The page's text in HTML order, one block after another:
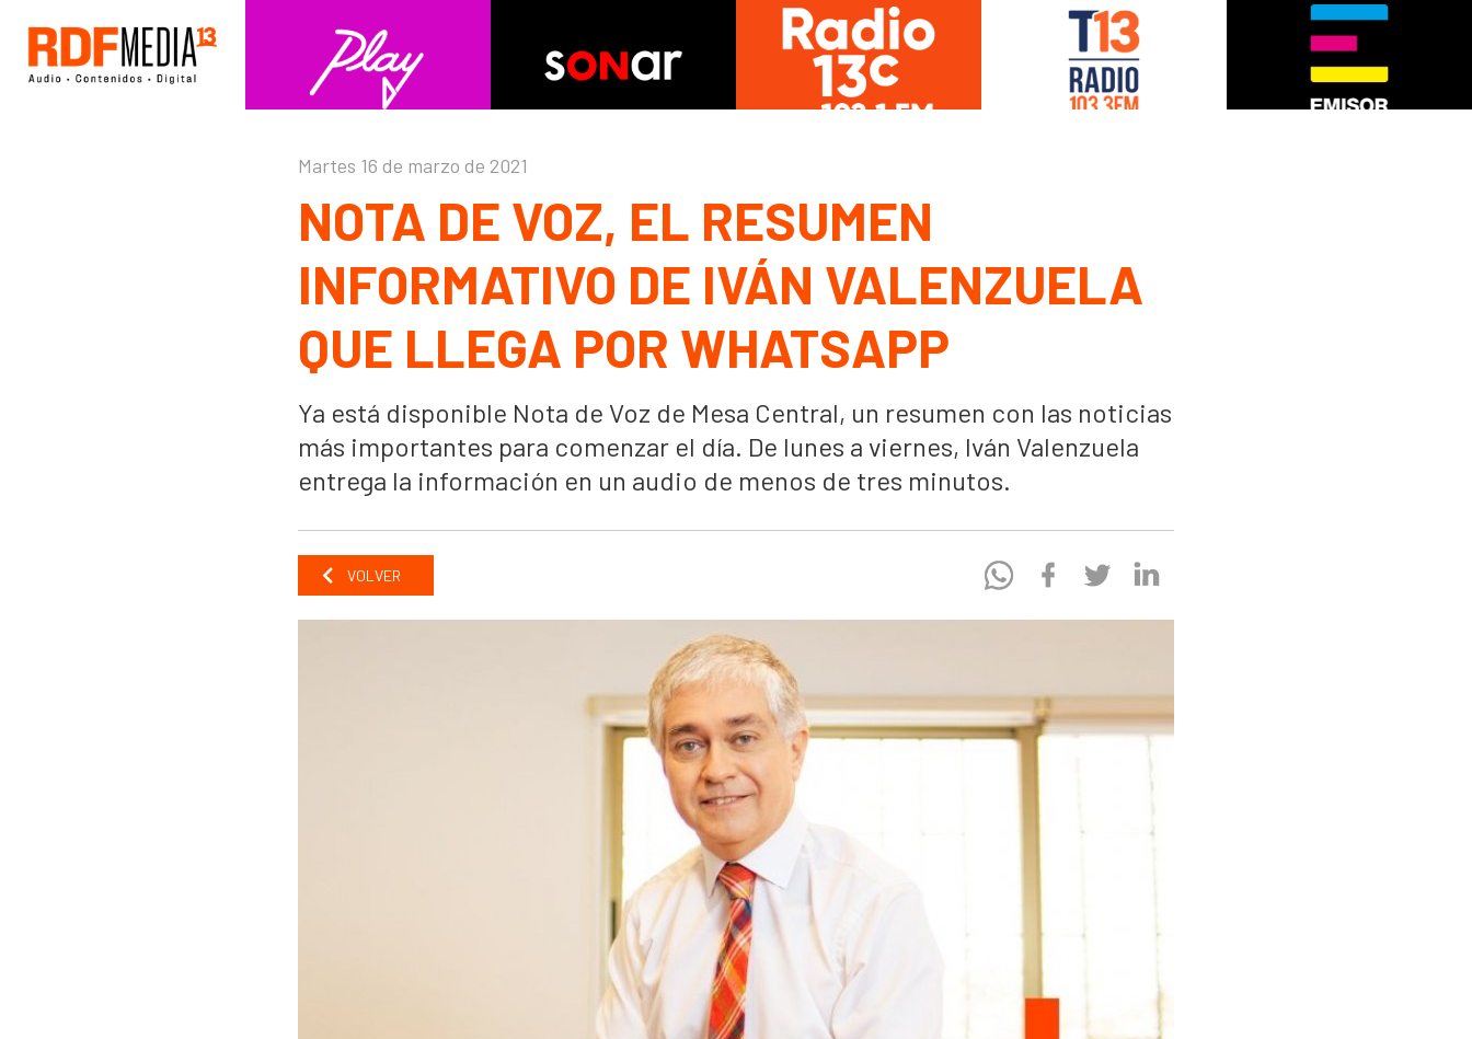
Martes 16 de marzo de 2021
NOTA DE VOZ, EL RESUMEN
INFORMATIVO DE IVÁN VALENZUELA
QUE LLEGA POR WHATSAPP
Ya está disponible Nota de Voz de Mesa Central, un resumen con las noticias
más importantes para comenzar el día. De lunes a viernes, Iván Valenzuela
entrega la información en un audio de menos de tres minutos.
VOLVER